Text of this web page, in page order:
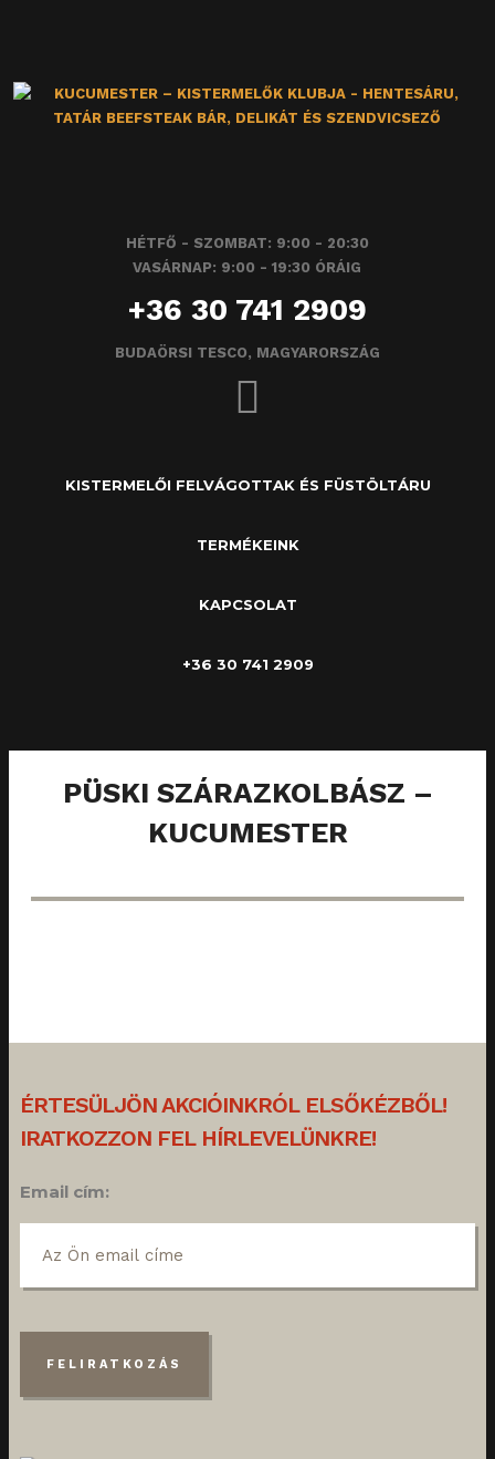
HÉTFŐ - SZOMBAT: 9:00 - 20:30
VASÁRNAP: 9:00 - 19:30 ÓRÁIG
+36 30 741 2909
BUDAÖRSI TESCO, MAGYARORSZÁG
KISTERMELŐI FELVÁGOTTAK ÉS FÜSTÖLTÁRU
TERMÉKEINK
KAPCSOLAT
+36 30 741 2909
PÜSKI SZÁRAZKOLBÁSZ –
KUCUMESTER
ÉRTESÜLJÖN AKCIÓINKRÓL ELSŐKÉZBŐL!
IRATKOZZON FEL HÍRLEVELÜNKRE!
Email cím: